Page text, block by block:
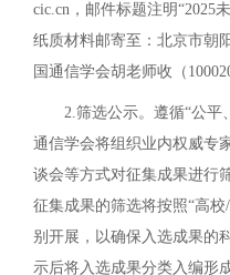
cic.cn，邮件标题注明“2025
纸质材料邮寄至：北京市朝
国通信学会胡老师收（
2.筛选公示。遵循“公平
通信学会将组织业内权威专
谈会等方式对征集成果进行
征集成果的筛选将按照“高
别开展‌，以确保入选成果的
示后将入选成果分类入编形